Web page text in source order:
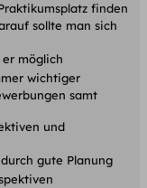
finden
sollte man sich
möglich
wichtiger
samt
und
gute Planung